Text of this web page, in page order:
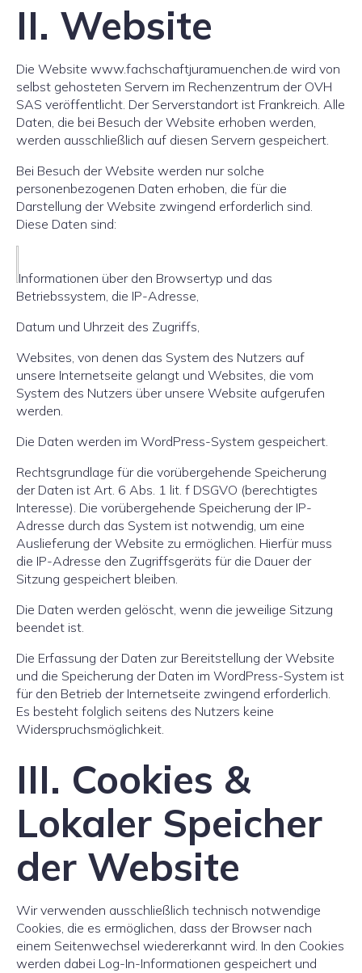
II. Website
Die Website www.fachschaftjuramuenchen.de wird von
selbst gehosteten Servern im Rechenzentrum der OVH
SAS veröffentlicht. Der Serverstandort ist Frankreich. Alle
Daten, die bei Besuch der Website erhoben werden,
werden ausschließlich auf diesen Servern gespeichert.
Bei Besuch der Website werden nur solche
personenbezogenen Daten erhoben, die für die
Darstellung der Website zwingend erforderlich sind.
Diese Daten sind:
Informationen über den Browsertyp und das
Betriebssystem, die IP-Adresse,
Datum und Uhrzeit des Zugriffs,
Websites, von denen das System des Nutzers auf
unsere Internetseite gelangt und Websites, die vom
System des Nutzers über unsere Website aufgerufen
werden.
Die Daten werden im WordPress-System gespeichert.
Rechtsgrundlage für die vorübergehende Speicherung
der Daten ist Art. 6 Abs. 1 lit. f DSGVO (berechtigtes
Interesse). Die vorübergehende Speicherung der IP-
Adresse durch das System ist notwendig, um eine
Auslieferung der Website zu ermöglichen. Hierfür muss
die IP-Adresse den Zugriffsgeräts für die Dauer der
Sitzung gespeichert bleiben.
Die Daten werden gelöscht, wenn die jeweilige Sitzung
beendet ist.
Die Erfassung der Daten zur Bereitstellung der Website
und die Speicherung der Daten im WordPress-System ist
für den Betrieb der Internetseite zwingend erforderlich.
Es besteht folglich seitens des Nutzers keine
Widerspruchsmöglichkeit.
III. Cookies &
Lokaler Speicher
der Website
Wir verwenden ausschließlich technisch notwendige
Cookies, die es ermöglichen, dass der Browser nach
einem Seitenwechsel wiedererkannt wird. In den Cookies
werden dabei Log-In-Informationen gespeichert und